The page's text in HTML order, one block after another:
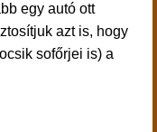
egy autó ott
azt is, hogy
sofőrjei is) a